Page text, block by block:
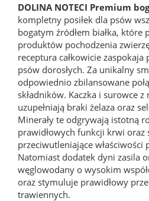
DOLINA NOTECI Premium
kompletny posiłek dla psów
bogatym źródłem białka, które
produktów pochodzenia
receptura całkowicie
psów dorosłych. Za unikalny
odpowiednio zbilansowane
składników. Kaczka i surowce
uzupełniają braki żelaza oraz
Minerały te odgrywają istotną
prawidłowych funkcji krwi oraz
przeciwutleniające właściwości
Natomiast dodatek dyni zasila
węglowodany o wysokim
oraz stymuluje prawidłowy
trawiennych.